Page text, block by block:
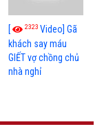
[ 2323 Video] Gã
khách say máu
GIẾT vợ chồng chủ
nhà nghỉ